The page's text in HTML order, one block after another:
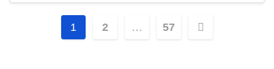
Posts
1 2 … 57